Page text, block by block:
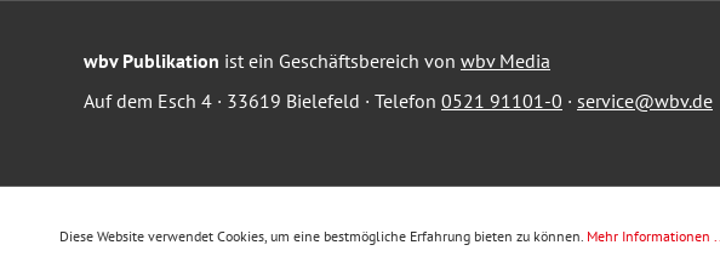
wbv Publikation ist ein Geschäftsbereich von wbv Media
Auf dem Esch 4 · 33619 Bielefeld · Telefon 0521 91101-0 · service@wbv.de
Diese Website verwendet Cookies, um eine bestmögliche Erfahrung bieten zu können. Mehr Informationen ...